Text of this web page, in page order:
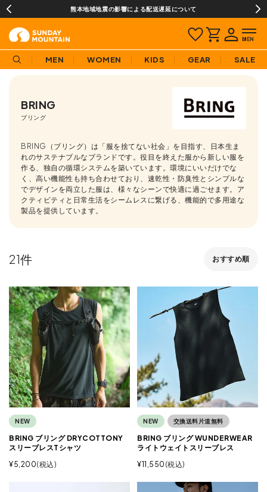
¥3,980(税込)以上のご購入で送料無料!
MEN WOMEN KIDS GEAR SALE
BRING
ブリング
BRING（ブリング）は「服を捨てない社会」を目指す、日本生ま
れのサステナブルなブランドです。役目を終えた服から新しい服を
作る、独自の循環システムを築いています。環境にいいだけでな
く、高い機能性も持ち合わせており、速乾性・防臭性とシンプルな
でデザインを両立した服は、様々なシーンで快適に過ごせます。ア
クティビティと日常生活をシームレスに繋げる、機能的で多用途な
製品を提供しています。
おすすめ順
21
NEW
BRING ブリング DRYCOTTONY
スリーブレスTシャツ
¥5,200 税込
NEW 交換送料片道無料
BRING ブリング WUNDERWEAR
ライトウェイトスリーブレス
¥11,550 税込